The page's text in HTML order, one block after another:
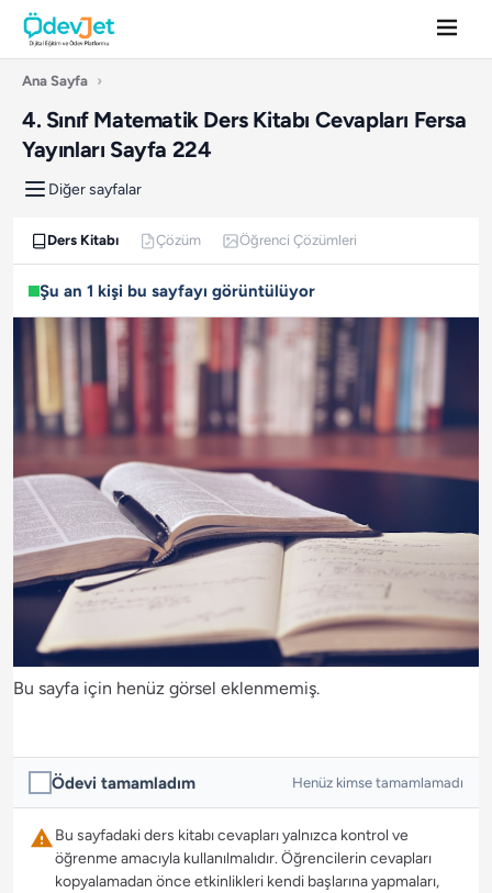
Ana Sayfa ›
4. Sınıf Matematik Ders Kitabı Cevapları Fersa
Yayınları Sayfa 224
Diğer sayfalar
Ders Kitabı Çözüm Öğrenci Çözümleri
Şu an 1 kişi bu sayfayı görüntülüyor
Bu sayfa için henüz görsel eklenmemiş.
Ödevi tamamladım Henüz kimse tamamlamadı
Bu sayfadaki ders kitabı cevapları yalnızca kontrol ve
öğrenme amacıyla kullanılmalıdır. Öğrencilerin cevapları
kopyalamadan önce etkinlikleri kendi başlarına yapmaları,